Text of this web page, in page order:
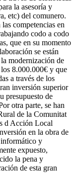
la asesoría y
etc) del comunero.
competencias en
codo a codo
que en su momento
se están
modernización de
8.000.000€ y que
a través de los
inversión superior
presupuesto de
otra parte, se han
de la Comunitat
d Acción Local
en la obra de
y
expuesto,
la pena y
de esta gran